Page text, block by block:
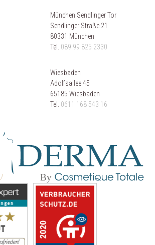
München Sendlinger Tor
Sendlinger Straße 21
80331 München
Tel. 089 99 825 2330
Wiesbaden
Adolfsallee 45
65185 Wiesbaden
Tel. 0611 168 543 16